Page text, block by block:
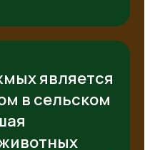
является
в сельском